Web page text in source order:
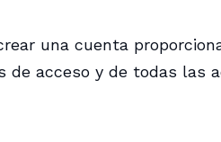
una cuenta
acceso y de todas las